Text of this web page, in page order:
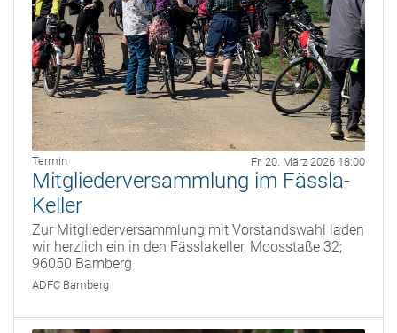
Termin Fr. 20. März 2026 18:00
Mitgliederversammlung im Fässla-
Keller
Zur Mitgliederversammlung mit Vorstandswahl laden
wir herzlich ein in den Fässlakeller, Moosstaße 32;
96050 Bamberg
ADFC Bamberg